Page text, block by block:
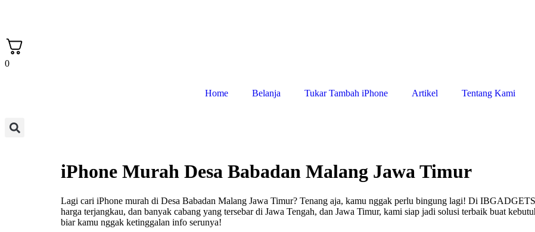
0
Home Belanja Tukar Tambah iPhone Artikel Tentang Kami
iPhone Murah Desa Babadan Malang Jawa Timur
Lagi cari iPhone murah di Desa Babadan Malang Jawa Timur? Tenang aja, kamu nggak perlu bingung lagi! Di
harga terjangkau, dan banyak cabang yang tersebar di Jawa Tengah, dan Jawa Timur, kami siap jadi solusi terbaik buat
biar kamu nggak ketinggalan info serunya!